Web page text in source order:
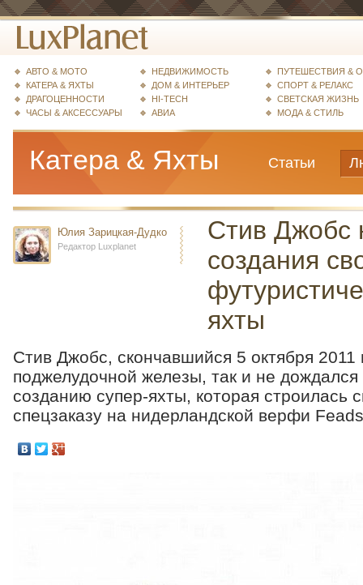
АВТО & МОТО
КАТЕРА & ЯХТЫ
ДРАГОЦЕННОСТИ
ЧАСЫ & АКСЕССУАРЫ
НЕДВИЖИМОСТЬ
ДОМ & ИНТЕРЬЕР
HI-TECH
АВИА
ПУТЕШЕСТВИЯ &
СПОРТ & РЕЛАКС
СВЕТСКАЯ ЖИЗНЬ
МОДА & СТИЛЬ
Катера & Яхты Статьи
Юлия Зарицкая-Дудко
Редактор Luxplanet
Стив Джобс
создания
яхты
Стив Джобс, скончавшийся 5 октября 2011
поджелудочной железы, так и не
созданию супер-яхты, которая строилась
спецзаказу на нидерландской верфи